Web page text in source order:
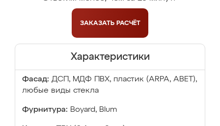
ЗАКАЗАТЬ РАСЧЁТ
Характеристики
Фасад: ДСП, МДФ ПВХ, пластик (ARPA, ABET),
любые виды стекла
Фурнитура: Boyard, Blum